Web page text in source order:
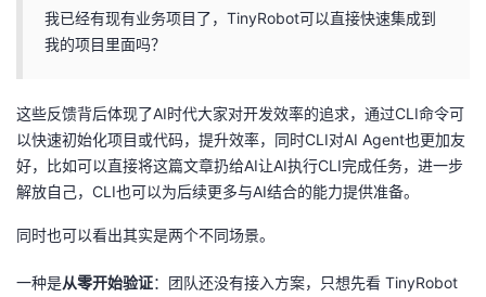
我已经有现有业务项目了，TinyRobot可以直接快速集成到
我的项目里面吗？
这些反馈背后体现了AI时代大家对开发效率的追求，通过CLI命令可
以快速初始化项目或代码，提升效率，同时CLI对AI Agent也更加友
好，比如可以直接将这篇文章扔给AI让AI执行CLI完成任务，进一步
解放自己，CLI也可以为后续更多与AI结合的能力提供准备。
同时也可以看出其实是两个不同场景。
一种是从零开始验证：团队还没有接入方案，只想先看 TinyRobot